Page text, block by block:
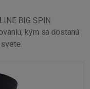
BIG SPIN
kým sa dostanú